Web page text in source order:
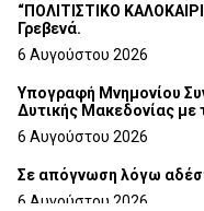
“ΠΟΛΙΤΙΣΤΙΚΟ
Γρεβενά.
6 Αυγούστου 2026
Υπογραφή Μνημονίου
Δυτικής Μακεδονίας με
6 Αυγούστου 2026
Σε απόγνωση λόγω
6 Αυγούστου 2026